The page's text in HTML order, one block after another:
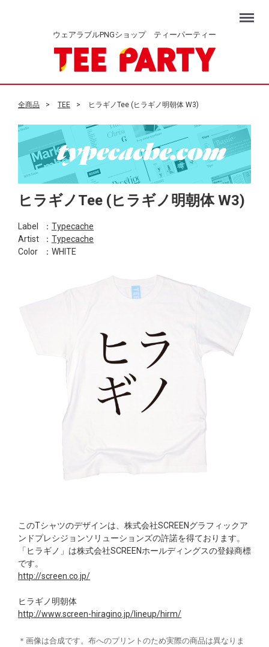
ウェアラブルPNGショップ ティーパーティー
Menu
全商品 TEE ヒラギノTee (ヒラギノ明朝体 W3)
ヒラギノTee (ヒラギノ明朝体 W3)
Label ： Typecache
Artist
： Typecache
Color
：WHITE
このTシャツのデザインは、株式会社SCREENグラフィックア
ンドプレシジョンソリューションズの許諾を得ております。
「ヒラギノ」は株式会社SCREENホールディングスの登録商標
です。
http://screen.co.jp/
ヒラギノ明朝体
http://www.screen-hiragino.jp/lineup/hirm/
＊画像は合成です。布へのプリントのため実際の商品は異なりま